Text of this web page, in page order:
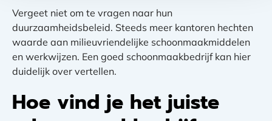
Vergeet niet om te vragen naar hun
duurzaamheidsbeleid. Steeds meer kantoren hechten
waarde aan milieuvriendelijke schoonmaakmiddelen
en werkwijzen. Een goed schoonmaakbedrijf kan hier
duidelijk over vertellen.
Hoe vind je het juiste